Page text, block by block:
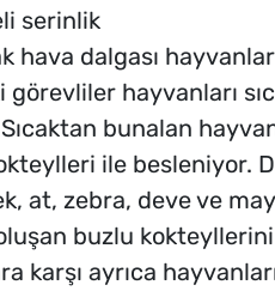
serinlik
hava dalgası
görevliler hayvanları
bunalan
ile besleniyor.
at, zebra, deve ve
buzlu
karşı ayrıca